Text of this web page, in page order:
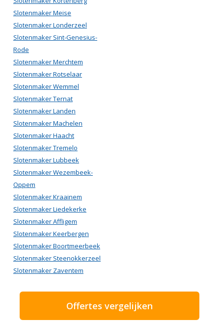
Slotenmaker Meise
Slotenmaker Londerzeel
Slotenmaker Sint-Genesius-
Rode
Slotenmaker Merchtem
Slotenmaker Rotselaar
Slotenmaker Wemmel
Slotenmaker Ternat
Slotenmaker Landen
Slotenmaker Machelen
Slotenmaker Haacht
Slotenmaker Tremelo
Slotenmaker Lubbeek
Slotenmaker Wezembeek-
Oppem
Slotenmaker Kraainem
Slotenmaker Liedekerke
Slotenmaker Affligem
Slotenmaker Keerbergen
Slotenmaker Boortmeerbeek
Slotenmaker Steenokkerzeel
Slotenmaker Zaventem
Offertes vergelijken